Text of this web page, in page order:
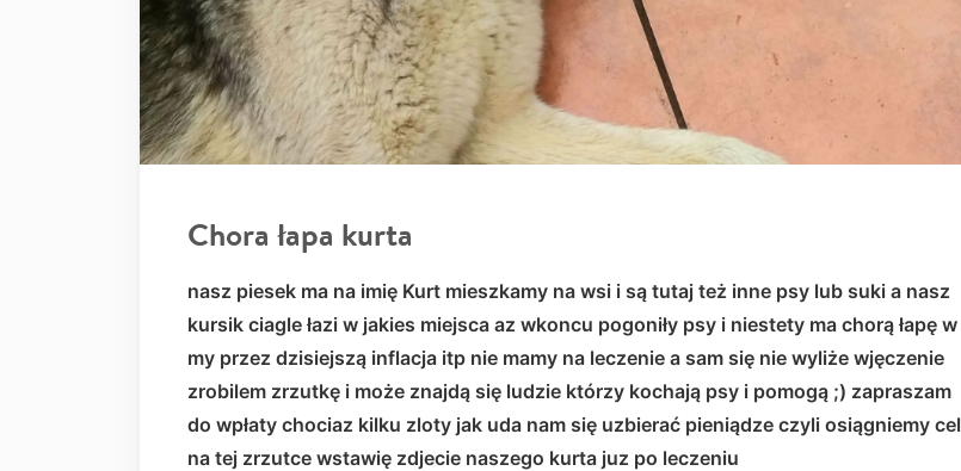
Chora łapa kurta
nasz piesek ma na imię Kurt mieszkamy na wsi i są tutaj też inne psy lub suki a nasz
kursik ciagle łazi w jakies miejsca az wkoncu pogoniły psy i niestety ma chorą łapę w
my przez dzisiejszą inflacja itp nie mamy na leczenie a sam się nie wyliże wjęczenie
zrobilem zrzutkę i może znajdą się ludzie którzy kochają psy i pomogą ;) zapraszam
do wpłaty chociaz kilku zloty jak uda nam się uzbierać pieniądze czyli osiągniemy cel
na tej zrzutce wstawię zdjecie naszego kurta juz po leczeniu